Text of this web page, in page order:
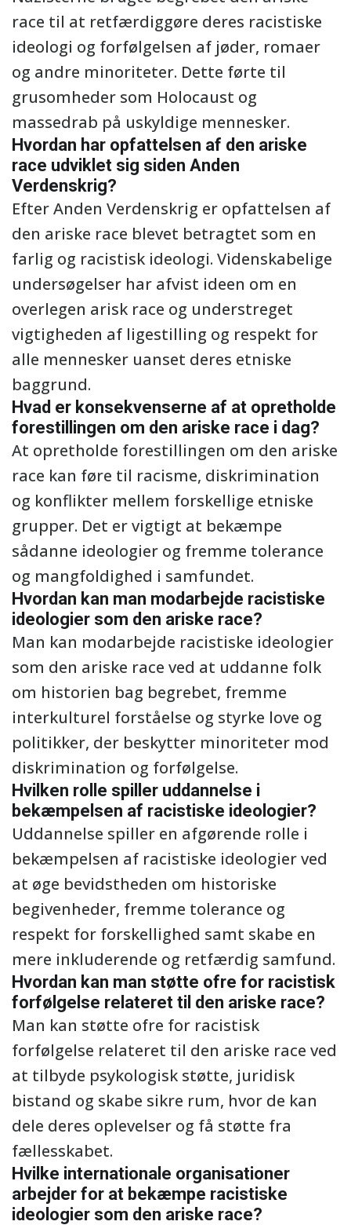
race til at retfærdiggøre deres racistiske
ideologi og forfølgelsen af jøder, romaer
og andre minoriteter. Dette førte til
grusomheder som Holocaust og
massedrab på uskyldige mennesker.
Hvordan har opfattelsen af den ariske
race udviklet sig siden Anden
Verdenskrig?
Efter Anden Verdenskrig er opfattelsen af
den ariske race blevet betragtet som en
farlig og racistisk ideologi. Videnskabelige
undersøgelser har afvist ideen om en
overlegen arisk race og understreget
vigtigheden af ligestilling og respekt for
alle mennesker uanset deres etniske
baggrund.
Hvad er konsekvenserne af at opretholde
forestillingen om den ariske race i dag?
At opretholde forestillingen om den ariske
race kan føre til racisme, diskrimination
og konflikter mellem forskellige etniske
grupper. Det er vigtigt at bekæmpe
sådanne ideologier og fremme tolerance
og mangfoldighed i samfundet.
Hvordan kan man modarbejde racistiske
ideologier som den ariske race?
Man kan modarbejde racistiske ideologier
som den ariske race ved at uddanne folk
om historien bag begrebet, fremme
interkulturel forståelse og styrke love og
politikker, der beskytter minoriteter mod
diskrimination og forfølgelse.
Hvilken rolle spiller uddannelse i
bekæmpelsen af racistiske ideologier?
Uddannelse spiller en afgørende rolle i
bekæmpelsen af racistiske ideologier ved
at øge bevidstheden om historiske
begivenheder, fremme tolerance og
respekt for forskellighed samt skabe en
mere inkluderende og retfærdig samfund.
Hvordan kan man støtte ofre for racistisk
forfølgelse relateret til den ariske race?
Man kan støtte ofre for racistisk
forfølgelse relateret til den ariske race ved
at tilbyde psykologisk støtte, juridisk
bistand og skabe sikre rum, hvor de kan
dele deres oplevelser og få støtte fra
fællesskabet.
Hvilke internationale organisationer
arbejder for at bekæmpe racistiske
ideologier som den ariske race?